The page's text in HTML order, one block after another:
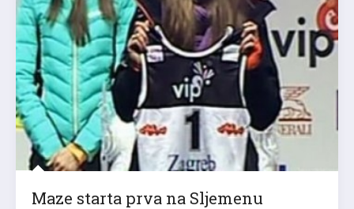
Maze starta prva na Sljemenu